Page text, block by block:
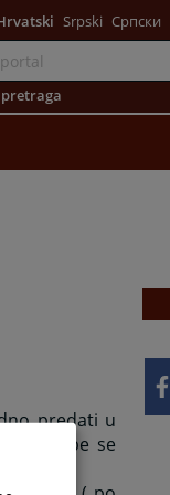
Srpski Српски
predati u
, a žalbe se